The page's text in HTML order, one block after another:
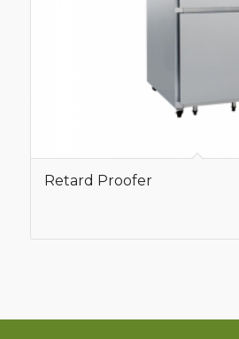
Retard Proofer